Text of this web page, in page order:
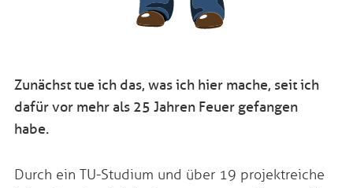
Zunächst tue ich das, was ich hier mache, seit ich
dafür vor mehr als 25 Jahren Feuer gefangen
habe.
Durch ein TU-Studium und über 19 projektreiche